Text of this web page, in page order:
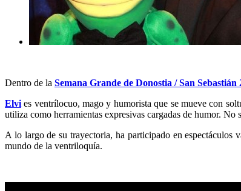
Dentro de la Semana Grande de Donostia / San Sebastián
Elvi es ventrílocuo, mago y humorista que se mueve con
utiliza como herramientas expresivas cargadas de humor.
A lo largo de su trayectoria, ha participado en espectáculos
mundo de la ventriloquía.